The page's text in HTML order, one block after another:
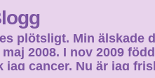
plötsligt. Min älskade
2008. I nov 2009
jag cancer. Nu är jag